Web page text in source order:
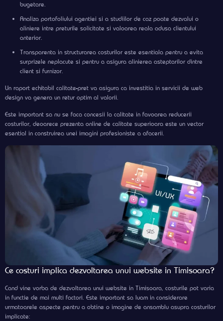
bugetare.
Analiza portofoliului agentiei si a studiilor de caz poate dezvalui o
aliniere intre preturile solicitate si valoarea reala adusa clientului
anterior.
Transparenta in structurarea costurilor este esentiala pentru a evita
surprizele neplacute si pentru a asigura alinierea asteptarilor dintre
client si furnizor.
Un raport echitabil calitate-pret va asigura ca investitia in servicii de web
design va genera un retur optim al valorii.
Este important sa nu se faca concesii la calitate in favoarea reducerii
costurilor, deoarece prezenta online de calitate superioara este un vector
esential in construirea unei imagini profesioniste a afacerii.
Ce costuri implica dezvoltarea unui website in Timisoara?
Cand vine vorba de dezvoltarea unui website in Timisoara, costurile pot varia
in functie de mai multi factori. Este important sa luam in considerare
urmatoarele aspecte pentru a obtine o imagine de ansamblu asupra costurilor
implicate: